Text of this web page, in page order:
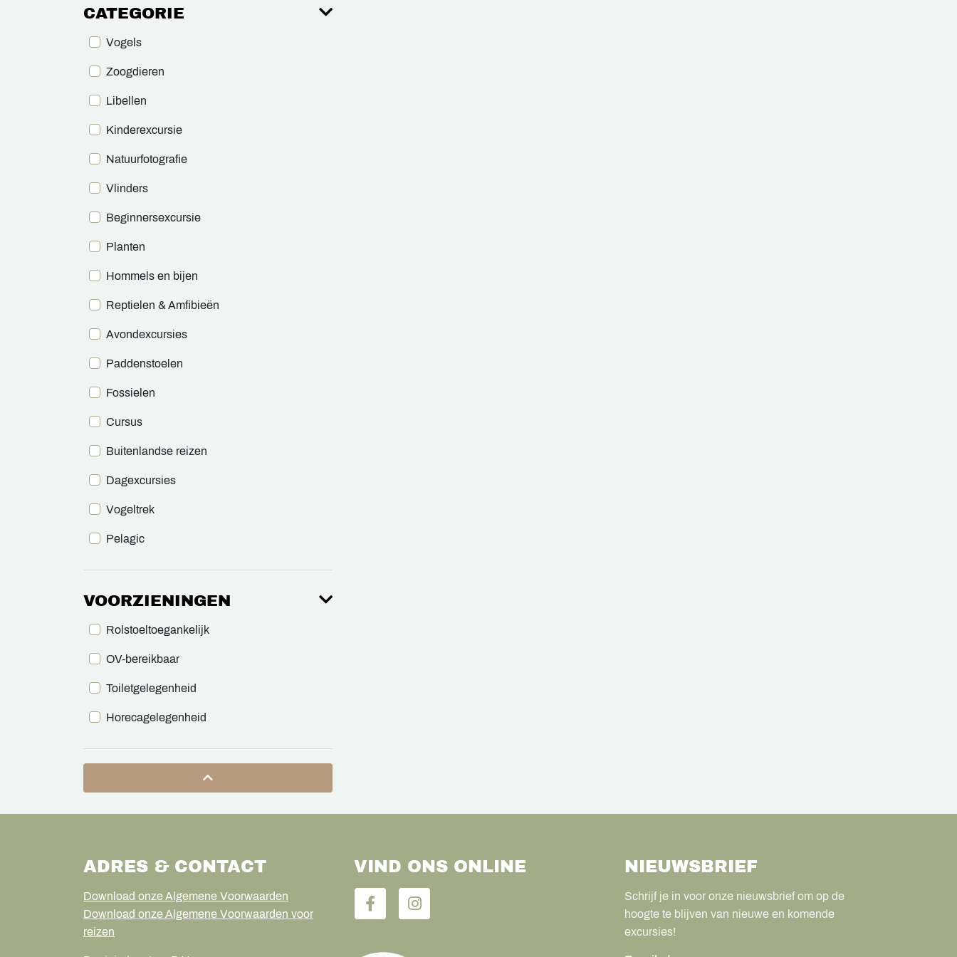
CATEGORIE
Vogels
Zoogdieren
Libellen
Kinderexcursie
Natuurfotografie
Vlinders
Beginnersexcursie
Planten
Hommels en bijen
Reptielen & Amfibieën
Avondexcursies
Paddenstoelen
Fossielen
Cursus
Buitenlandse reizen
Dagexcursies
Vogeltrek
Pelagic
VOORZIENINGEN
Rolstoeltoegankelijk
OV-bereikbaar
Toiletgelegenheid
Horecagelegenheid
ADRES & CONTACT
Download onze Algemene Voorwaarden
Download onze Algemene Voorwaarden voor
reizen
VIND ONS ONLINE NIEUWSBRIEF
Schrijf je in voor onze nieuwsbrief om op de
hoogte te blijven van nieuwe en komende
excursies!